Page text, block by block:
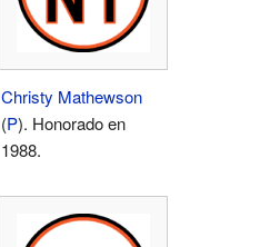
Christy Mathewson
(P). Honorado en
1988.